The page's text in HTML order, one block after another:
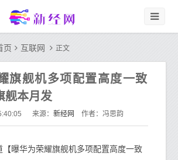
页 互联网 正文
旗舰机多项配置高度一致
舰本月发
来源： 新经网 作者：冯思韵
【曝华为荣耀旗舰机多项配置高度一致